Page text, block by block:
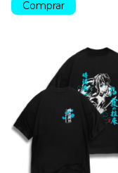
Comprar